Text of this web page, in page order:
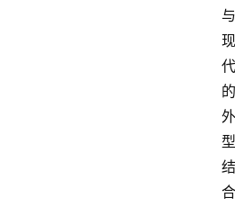
与
现
代
的
外
型
结
合